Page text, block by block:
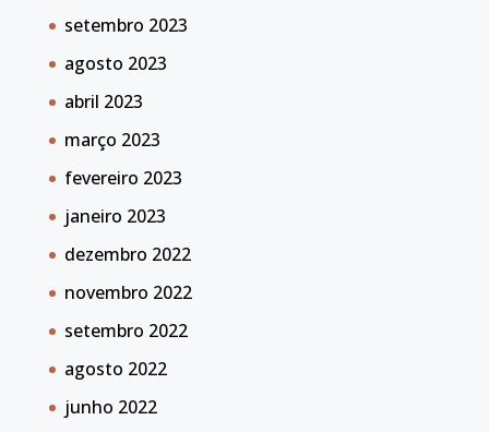
setembro 2023
agosto 2023
abril 2023
março 2023
fevereiro 2023
janeiro 2023
dezembro 2022
novembro 2022
setembro 2022
agosto 2022
junho 2022